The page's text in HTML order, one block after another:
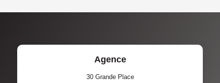
Agence
30 Grande Place